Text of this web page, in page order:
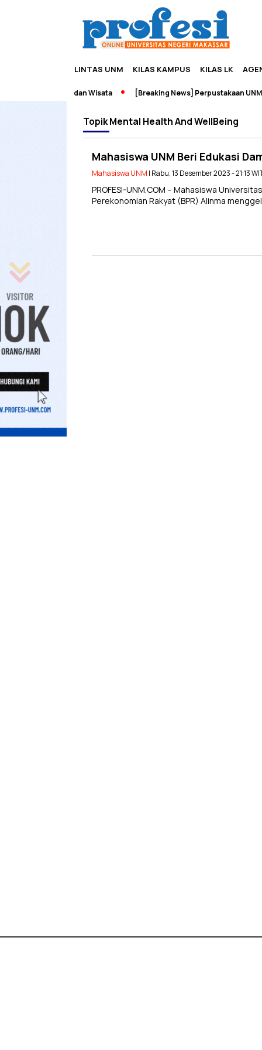
LINTAS UNM KILAS KAMPUS KILAS LK
Edupreneurship dan Wisata [Breaking News] Perpustakaan UNM
TopikMental Health And WellBeing
Mahasiswa UNM Beri Edukasi
Mahasiswa UNM | Rabu, 13 Desember 2023 - 21:13
PROFESI-UNM.COM – Mahasiswa
Perekonomian Rakyat (BPR) Alinma